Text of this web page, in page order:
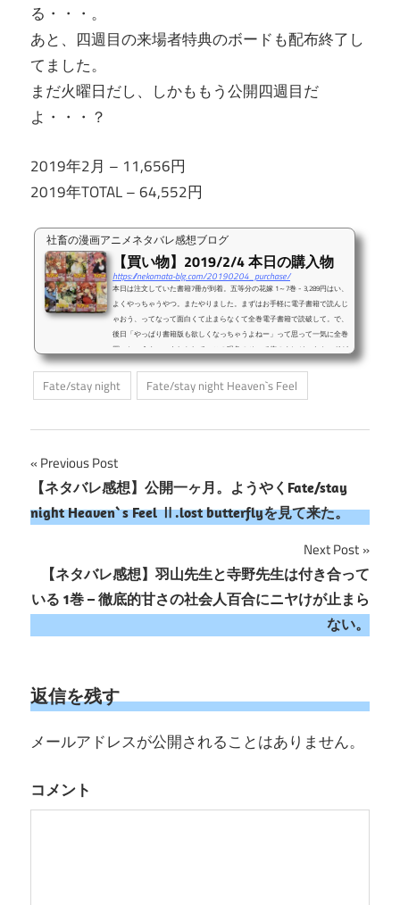
る・・・。
あと、四週目の来場者特典のボードも配布終了し
てました。
まだ火曜日だし、しかももう公開四週目だ
よ・・・？
2019年2月 – 11,656円
2019年TOTAL – 64,552円
社畜の漫画アニメネタバレ感想ブログ
【買い物】2019/2/4 本日の購入物
https://nekomata-blg.com/20190204_purchase/
本日は注文していた書籍7冊が到着。五等分の花嫁 1～7巻 - 3,289円はい、
よくやっちゃうやつ。またやりました。まずはお手軽に電子書籍で読んじ
ゃおう、ってなって面白くて止まらなくて全巻電子書籍で読破して。で、
後日「やっぱり書籍版も欲しくなっちゃうよねー」って思って一気に全巻
買っちゃうやつ。もしかして、この現象のせいで俺のクレジットカードが
マッハなのかもしれない。今日は残業して帰ってきてHeaven`s Feelの第一
章presage flower見たら日付跨いでた・・・。やはり残業して22時帰宅
で、そこから120分映画見るのはきつ...
Fate/stay night Fate/stay night Heaven`s Feel
投
稿
ビ
ゲ
ー
ョ
ン
Previous Post
【ネタバレ感想】公開一ヶ月。ようやくFate/stay
night Heaven`s Feel Ⅱ.lost butterflyを見て来た。
Next Post
【ネタバレ感想】羽山先生と寺野先生は付き合って
いる 1巻 – 徹底的甘さの社会人百合にニヤけが止まら
ない。
返信を残す
メールアドレスが公開されることはありません。
コメント